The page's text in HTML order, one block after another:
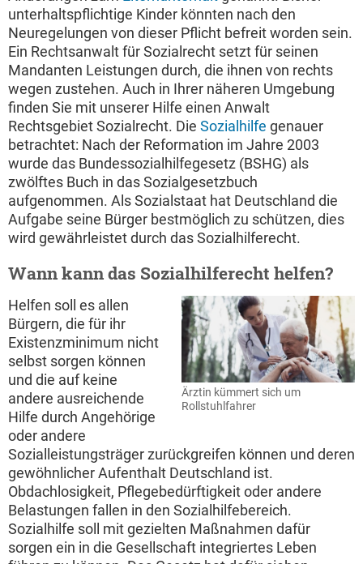
unterhaltspflichtige Kinder könnten nach den
Neuregelungen von dieser Pflicht befreit worden sein.
Ein Rechtsanwalt für Sozialrecht setzt für seinen
Mandanten Leistungen durch, die ihnen von rechts
wegen zustehen. Auch in Ihrer näheren Umgebung
finden Sie mit unserer Hilfe einen Anwalt
Rechtsgebiet Sozialrecht. Die Sozialhilfe genauer
betrachtet: Nach der Reformation im Jahre 2003
wurde das Bundessozialhilfegesetz (BSHG) als
zwölftes Buch in das Sozialgesetzbuch
aufgenommen. Als Sozialstaat hat Deutschland die
Aufgabe seine Bürger bestmöglich zu schützen, dies
wird gewährleistet durch das Sozialhilferecht.
Wann kann das Sozialhilferecht helfen?
Ärztin kümmert sich um
Rollstuhlfahrer
Helfen soll es allen
Bürgern, die für ihr
Existenzminimum nicht
selbst sorgen können
und die auf keine
andere ausreichende
Hilfe durch Angehörige
oder andere
Sozialleistungsträger zurückgreifen können und deren
gewöhnlicher Aufenthalt Deutschland ist.
Obdachlosigkeit, Pflegebedürftigkeit oder andere
Belastungen fallen in den Sozialhilfebereich.
Sozialhilfe soll mit gezielten Maßnahmen dafür
sorgen ein in die Gesellschaft integriertes Leben